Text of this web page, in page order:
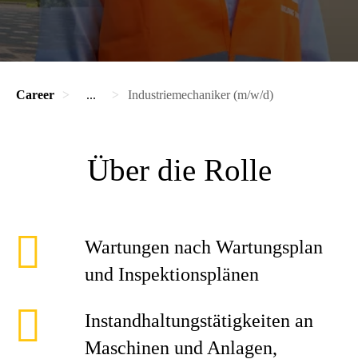
Career ... Industriemechaniker (m/w/d)
Über die Rolle
Wartungen nach Wartungsplan
und Inspektionsplänen
Instandhaltungstätigkeiten an
Maschinen und Anlagen,